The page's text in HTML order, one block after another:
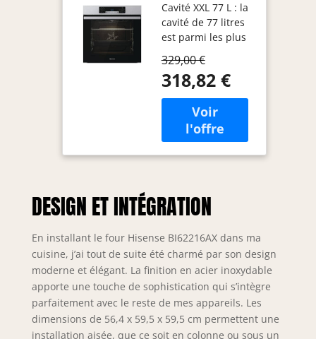
multifonction
ventilé, cavité
XXL 77L,
nettoyage eau
Clean, 13
fonctions de
cuisson,
fonction pizza
300 °C, cuisson
AirFry, écran
LED,
préchauffage
rapide
Cavité XXL 77 L : la
cavité de 77 litres
est parmi les plus
et permet de
cuisiner des plats
de grandes
dimensions et
surtout d'utiliser
en combinaison
avec la
cuisson simultanée
multiniveau.
°C : grâce à cette
fonction dédiée et
à la température
qui peut atteindre
300 °C, vous
pourrez faire à la
maison une pizza
329,00 €
318,82 €
DESIGN ET INTÉGRATION
En installant le four Hisense BI62216AX dans ma
cuisine, j’ai tout de suite été charmé par son design
moderne et élégant. La finition en acier inoxydable
apporte une touche de sophistication qui s’intègre
parfaitement avec le reste de mes appareils. Les
dimensions de 56,4 x 59,5 x 59,5 cm permettent une
installation aisée, que ce soit en colonne ou sous un